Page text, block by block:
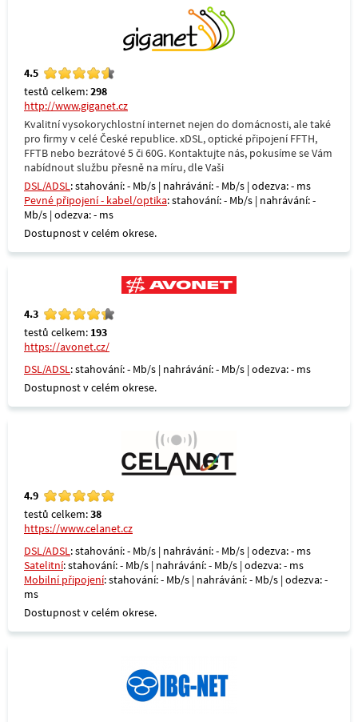
4.5
testů celkem:298
http://www.giganet.cz
Kvalitní vysokorychlostní internet nejen do domácnosti, ale také
pro firmy v celé České republice. xDSL, optické připojení FFTH,
FFTB nebo bezrátové 5 či 60G. Kontaktujte nás, pokusíme se Vám
nabídnout službu přesně na míru, dle Vaši
DSL/ADSL: stahování: - Mb/s | nahrávání: - Mb/s | odezva: - ms
Pevné připojení - kabel/optika: stahování: - Mb/s | nahrávání: -
Mb/s | odezva: - ms
Dostupnost v celém okrese.
4.3
testů celkem: 193
https://avonet.cz/
DSL/ADSL: stahování: - Mb/s | nahrávání: - Mb/s | odezva: - ms
Dostupnost v celém okrese.
4.9
testů celkem:38
https://www.celanet.cz
DSL/ADSL: stahování: - Mb/s | nahrávání: - Mb/s | odezva: - ms
Satelitní: stahování: - Mb/s | nahrávání: - Mb/s | odezva: - ms
Mobilní připojení: stahování: - Mb/s | nahrávání: - Mb/s | odezva: -
ms
Dostupnost v celém okrese.